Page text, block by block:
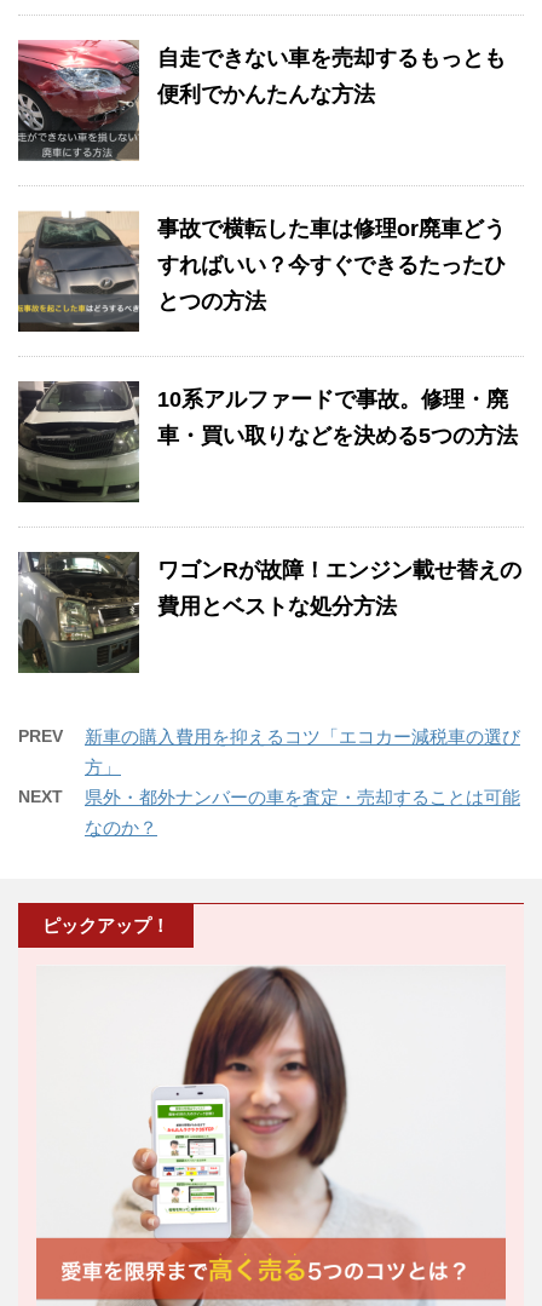
自走できない車を売却するもっとも
便利でかんたんな方法
事故で横転した車は修理or廃車どう
すればいい？今すぐできるたったひ
とつの方法
10系アルファードで事故。修理・廃
車・買い取りなどを決める5つの方法
ワゴンRが故障！エンジン載せ替えの
費用とベストな処分方法
PREV
新車の購入費用を抑えるコツ「エコカー減税車の選び
方」
NEXT
県外・都外ナンバーの車を査定・売却することは可能
なのか？
ピックアップ！